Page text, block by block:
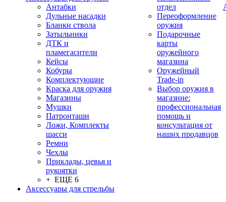
Антабки
Дульные насадки
Бланки ствола
Затыльники
ДТК и
пламегасители
Кейсы
Кобуры
Комплектующие
Краска для оружия
Магазины
Мушки
Патронташи
Ложи, Комплекты
шасси
Ремни
Чехлы
Приклады, цевья и
рукоятки
+ ЕЩЕ 6
Аксессуары для стрельбы
отдел
Переоформление
оружия
Подарочные
карты
оружейного
магазина
Оружейный
Trade-in
Выбор оружия в
магазине:
профессиональная
помощь и
консультация от
наших продавцов